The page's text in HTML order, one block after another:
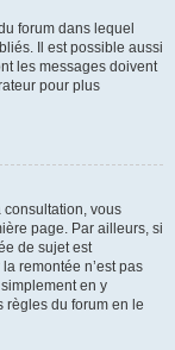
forum dans lequel
Il est possible aussi
les messages doivent
pour plus
consultation, vous
page. Par ailleurs, si
de sujet est
remontée n’est pas
en y
règles du forum en le